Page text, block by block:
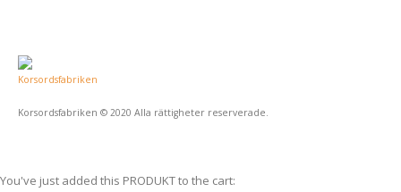
Korsordsfabriken © 2020 Alla rättigheter reserverade.
You've just added this PRODUKT to the cart: